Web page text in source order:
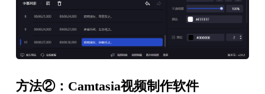
方法②：Camtasia视频制作软件